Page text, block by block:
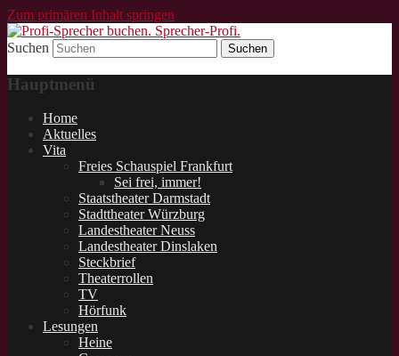
Zum primären Inhalt springen
Profi-Sprecher buchen.
Sprecher-Profi.
Schauspieler und Sprecher für Lesungen.
Suchen
Hauptmenü
Home
Aktuelles
Vita
Freies Schauspiel Frankfurt
Sei frei, immer!
Staatstheater Darmstadt
Stadttheater Würzburg
Landestheater Neuss
Landestheater Dinslaken
Steckbrief
Theaterrollen
TV
Hörfunk
Lesungen
Heine